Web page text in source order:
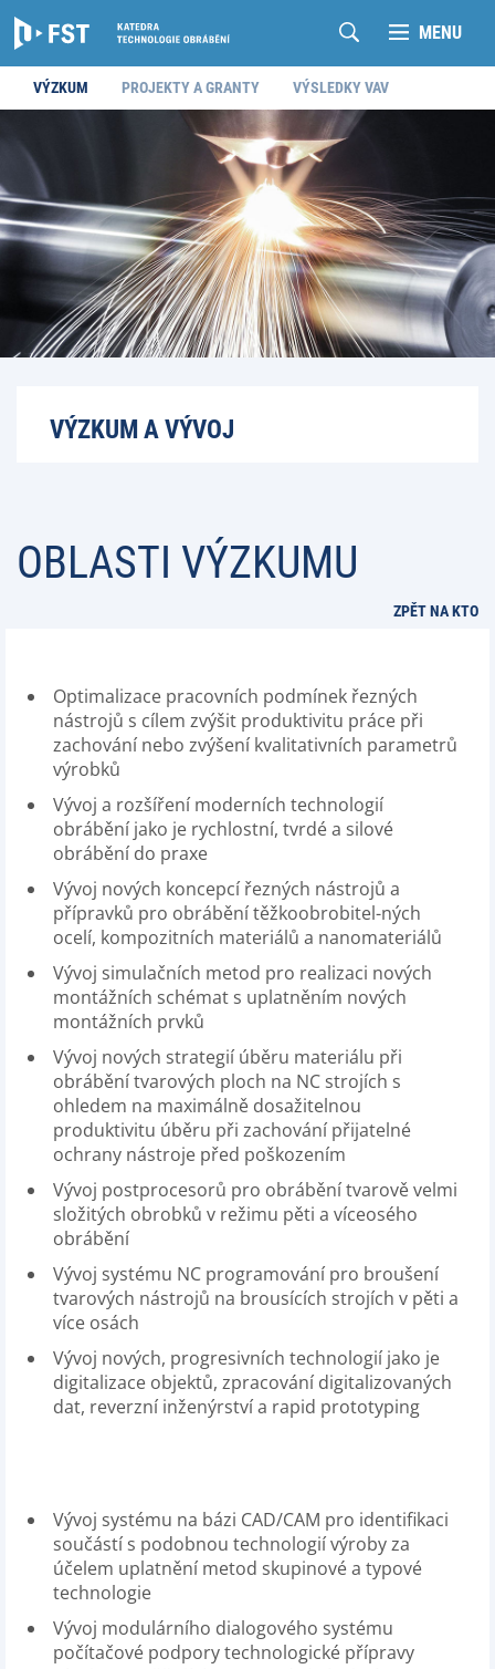
MENU
VÝZKUM PROJEKTY A GRANTY VÝSLEDKY VAV
VÝZKUM A VÝVOJ
OBLASTI VÝZKUMU
ZPĚT NA KTO
Optimalizace pracovních podmínek řezných
nástrojů s cílem zvýšit produktivitu práce při
zachování nebo zvýšení kvalitativních parametrů
výrobků
Vývoj a rozšíření moderních technologií
obrábění jako je rychlostní, tvrdé a silové
obrábění do praxe
Vývoj nových koncepcí řezných nástrojů a
přípravků pro obrábění těžkoobrobitel-ných
ocelí, kompozitních materiálů a nanomateriálů
Vývoj simulačních metod pro realizaci nových
montážních schémat s uplatněním nových
montážních prvků
Vývoj nových strategií úběru materiálu při
obrábění tvarových ploch na NC strojích s
ohledem na maximálně dosažitelnou
produktivitu úběru při zachování přijatelné
ochrany nástroje před poškozením
Vývoj postprocesorů pro obrábění tvarově velmi
složitých obrobků v režimu pěti a víceosého
obrábění
Vývoj systému NC programování pro broušení
tvarových nástrojů na brousících strojích v pěti a
více osách
Vývoj nových, progresivních technologií jako je
digitalizace objektů, zpracování digitalizovaných
dat, reverzní inženýrství a rapid prototyping
Vývoj systému na bázi CAD/CAM pro identifikaci
součástí s podobnou technologií výroby za
účelem uplatnění metod skupinové a typové
technologie
Vývoj modulárního dialogového systému
počítačové podpory technologické přípravy